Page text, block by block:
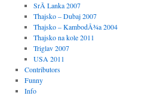
SrÃ­ Lanka 2007
Thajsko – Dubaj 2007
Thajsko – KambodÅ¾a 2004
Thajsko na kole 2011
Triglav 2007
USA 2011
Contributors
Funny
Info